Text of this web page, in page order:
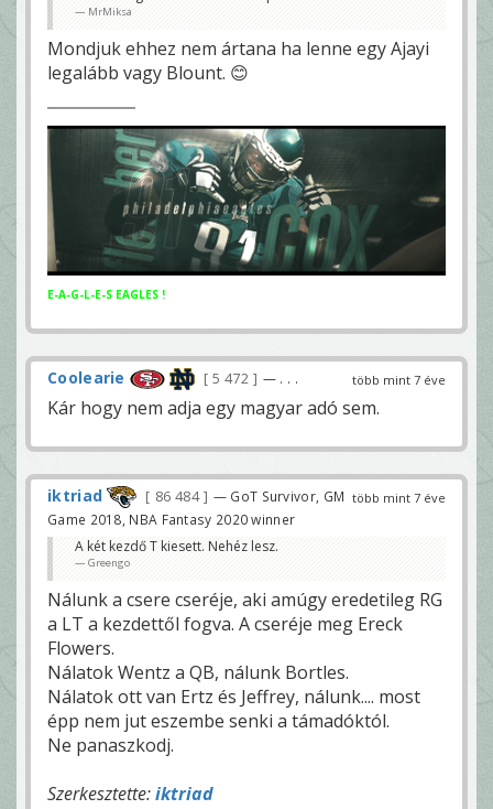
MrMiksa
Mondjuk ehhez nem ártana ha lenne egy Ajayi
legalább vagy Blount. 😊
E-A-G-L-E-S EAGLES !
több mint 7 éve
Coolearie 5 472 — . . .
Kár hogy nem adja egy magyar adó sem.
több mint 7 éve
iktriad 86 484
— GoT Survivor, GM
Game 2018, NBA Fantasy 2020 winner
A két kezdő T kiesett. Nehéz lesz.
Greengo
Nálunk a csere cseréje, aki amúgy eredetileg RG
a LT a kezdettől fogva. A cseréje meg Ereck
Flowers.
Nálatok Wentz a QB, nálunk Bortles.
Nálatok ott van Ertz és Jeffrey, nálunk.... most
épp nem jut eszembe senki a támadóktól.
Ne panaszkodj.
Szerkesztette:iktriad